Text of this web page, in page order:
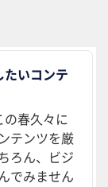
たいコンテ
の春久々に
テンツを厳
ろん、ビジ
でみません